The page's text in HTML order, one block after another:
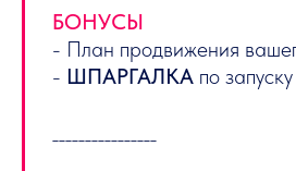
БОНУСЫ
- План продвижения
- ШПАРГАЛКА по